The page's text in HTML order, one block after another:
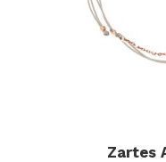
Zartes